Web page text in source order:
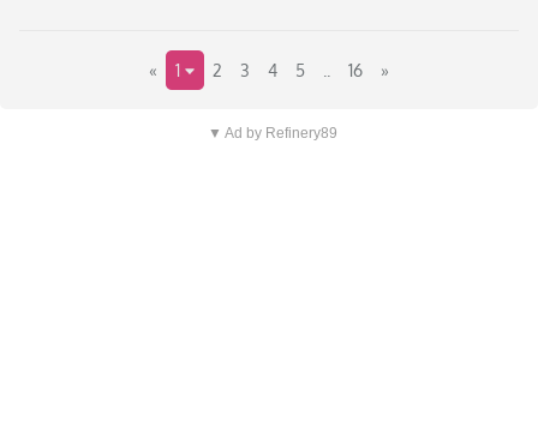
« 1 2 3 4 5 16 »
▼ Ad by Refinery89